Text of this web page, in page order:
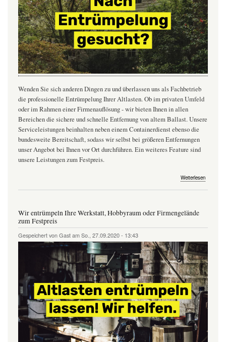
Wenden Sie sich anderen Dingen zu und überlassen uns als Fachbetrieb
die professionelle Entrümpelung Ihrer Altlasten. Ob im privaten Umfeld
oder im Rahmen einer Firmenauflösung - wir bieten Ihnen in allen
Bereichen die sichere und schnelle Entfernung von altem Ballast. Unsere
Serviceleistungen beinhalten neben einem Containerdienst ebenso die
bundesweite Bereitschaft, sodass wir selbst bei größeren Entfernungen
unser Angebot bei Ihnen vor Ort durchführen. Ein weiteres Feature sind
unsere Leistungen zum Festpreis.
Weiterlesen
und
zum
Wir entrümpeln Ihre Werkstatt, Hobbyraum oder Firmengelände
zum Festpreis
Gespeichert vonGastamSo., 27.09.2020 - 13:43